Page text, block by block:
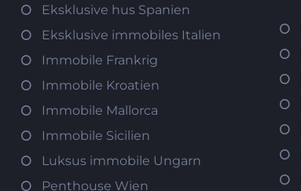
Eksklusive hus Spanien
Eksklusive immobiles Italien
Immobile Frankrig
Immobile Kroatien
Immobile Mallorca
Immobile Sicilien
Luksus immobile Ungarn
Penthouse Wien